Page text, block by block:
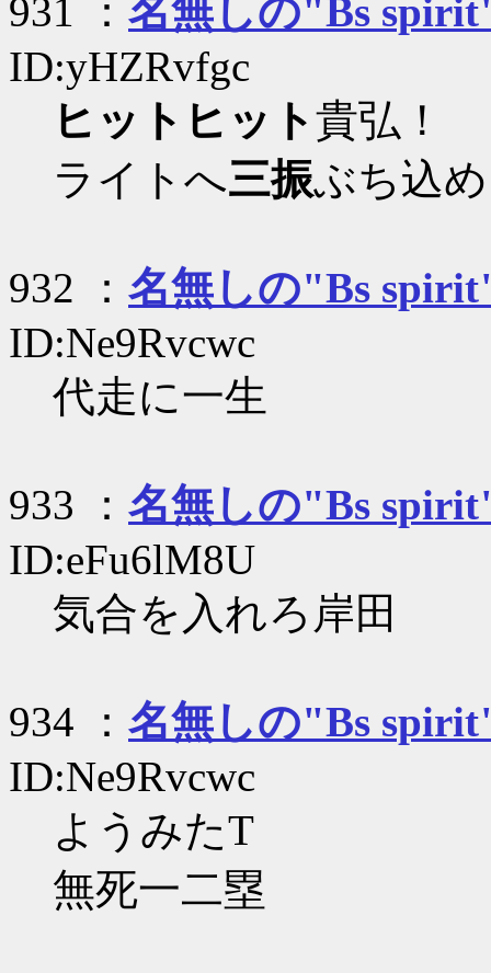
931 ： 名無しの"Bs
ID:yHZRvfgc
ヒットヒット貴弘！
ライトへ三振ぶち込め
932 ： 名無しの"Bs
ID:Ne9Rvcwc
代走に一生
933 ： 名無しの"Bs
ID:eFu6lM8U
気合を入れろ岸田
934 ： 名無しの"Bs
ID:Ne9Rvcwc
ようみたT
無死一二塁